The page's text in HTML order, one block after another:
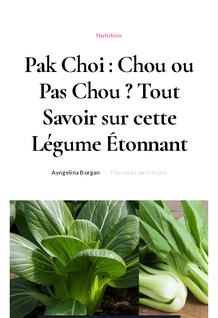
Nutrition
Pak Choi : Chou ou
Pas Chou ? Tout
Savoir sur cette
Légume Étonnant
Ayngelina Borgan 7 minutes de lecture